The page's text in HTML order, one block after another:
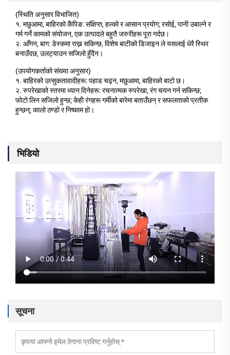
(स्थिति अनुसार विभाजित)
१. मछुआमा, बाहिरको कैंपिङ: संक्षिप्त, हल्को र आसान प्रयोग; रसोई, पानी उबाल्ने र
गर्म गर्ने कामको संयोजन, एक उत्पादले बहुतै जरुरीहरू पूरा गर्दछ।
२. आँगन, बाग: डेस्कमा राख्न सकिन्छ, विशेष बाटीको डिजाइन ले यसलाई धेरै स्थिर
बनाउँदछ, उलट्याउन सजिलो हुँदैन।
(उपयोगकर्ताको संख्या अनुसार)
१. बाहिरको उत्सुकतावादीहरू: पहाड चढ्न, मछुआमा, बाहिरको बाटो छ।
२. रुपरेखाको स्तरमा ध्यान दिनेहरू: रचनात्मक रुपरेखा, रंग चयन गर्न सकिन्छ;
फोटो लिन सजिलो हुन्छ; केही रंगहरू गर्मीको बारेमा बताउँछन् र सफलताको प्रतीक
हुन्छन्; कालो ठण्डो र निष्काम हो।
भिडियो
सूचना